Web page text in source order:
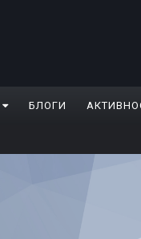
БЛОГИ